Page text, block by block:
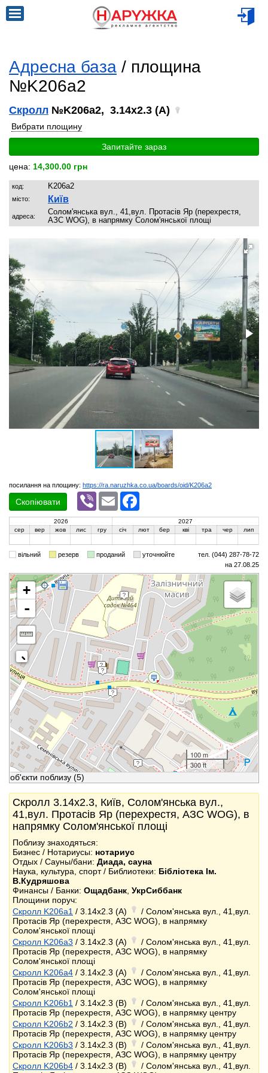
Адресна база / площина
№K206a2
Скролл №K206a2, 3.14x2.3 (A)
Вибрати площину
Запитайте зараз
цена: 14,300.00 грн
код: K206a2
місто: Київ
адреса:
Солом'янська вул., 41,вул. Протасів Яр (перехрестя,
АЗС WOG), в напрямку Солом'янської площі
посилання на площину: https://ra.naruzhka.co.ua/boards/oid/K206a2
Скопіювати
Viber Email
2026
2027
сер
вер жов лис гру січ лют бер кві тра чер лип
вільний резерв проданий уточнюйте
тел. (044) 287-78-72
на 27.08.25
+
-
100 m
300 ft
об'єкти поблизу (5)
Скролл 3.14x2.3, Київ, Солом'янська вул.,
41,вул. Протасів Яр (перехрестя, АЗС WOG), в
напрямку Солом'янської площі
Поблизу знаходяться:
Бизнес / Нотариусы: нотариус
Отдых / Сауны/бани: Диада, сауна
Наука, культура, спорт / Библиотеки: Бібліотека Ім.
В.Кудряшова
Финансы / Банки: Ощадбанк УкрСиббанк
Площини поруч:
Скролл K206a1 / 3.14x2.3 (A)
/ Солом'янська вул., 41,вул.
Протасів Яр (перехрестя, АЗС WOG), в напрямку
Солом'янської площі
Скролл K206a3 / 3.14x2.3 (A)
/ Солом'янська вул., 41,вул.
Протасів Яр (перехрестя, АЗС WOG), в напрямку
Солом'янської площі
Скролл K206a4 / 3.14x2.3 (A)
/ Солом'янська вул., 41,вул.
Протасів Яр (перехрестя, АЗС WOG), в напрямку
Солом'янської площі
Скролл K206b1 / 3.14x2.3 (B)
/ Солом'янська вул., 41,вул.
Протасів Яр (перехрестя, АЗС WOG), в напрямку центру
Скролл K206b2 / 3.14x2.3 (B)
/ Солом'янська вул., 41,вул.
Протасів Яр (перехрестя, АЗС WOG), в напрямку центру
Скролл K206b3 / 3.14x2.3 (B)
/ Солом'янська вул., 41,вул.
Протасів Яр (перехрестя, АЗС WOG), в напрямку центру
Скролл K206b4 / 3.14x2.3 (B)
/ Солом'янська вул., 41,вул.